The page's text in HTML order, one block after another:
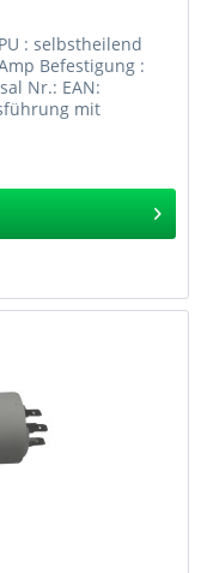
: selbstheilend
Befestigung :
Nr.: EAN:
mit